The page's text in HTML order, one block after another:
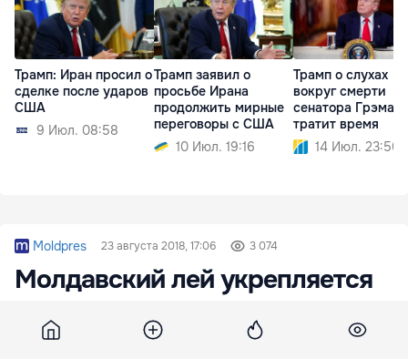
Трамп: Иран просил о
сделке после ударов
США
9 Июл. 08:58
Трамп заявил о
просьбе Ирана
продолжить мирные
переговоры с США
10 Июл. 19:16
Трамп о слухах
вокруг смерти
сенатора Грэма:
тратит время
14 Июл. 23:50
Moldpres 23 августа 2018, 17:06 3 074
Молдавский лей укрепляется
валютам